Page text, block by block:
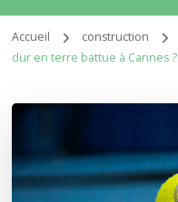
Accueil construction
dur en terre battue à Cannes ?